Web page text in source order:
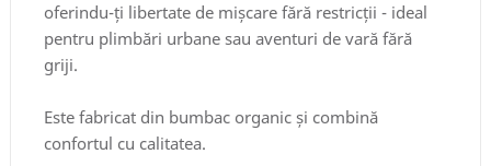
oferindu-ți libertate de mișcare fără restricții - ideal
pentru plimbări urbane sau aventuri de vară fără
griji.
Este fabricat din bumbac organic și combină
confortul cu calitatea.